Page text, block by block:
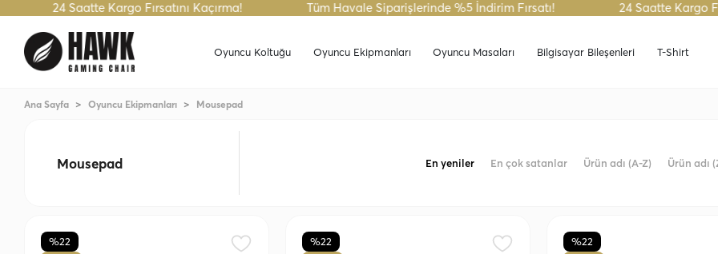
24 Saatte Kargo Fırsatını Kaçırma! Tüm Havale Siparişlerinde %5 İndirim Fırsatı! 24 Saatte Kargo Fırsatını
Oyuncu Koltuğu Oyuncu Ekipmanları Oyuncu Masaları Bilgisayar Bileşenleri T-Shirt
Ana Sayfa Oyuncu Ekipmanları Mousepad
Mousepad En yeniler En çok satanlar Ürün adı (A-Z) Ürün adı
%22 %22 %22